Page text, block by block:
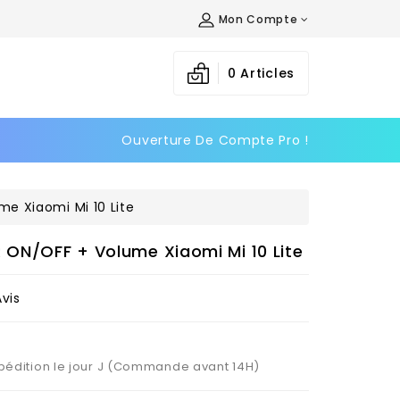
Mon Compte
0 Articles
Ouverture De Compte Pro !
Xiaomi Mi 10 Lite
OFF + Volume Xiaomi Mi 10 Lite
le jour J (Commande avant 14H)